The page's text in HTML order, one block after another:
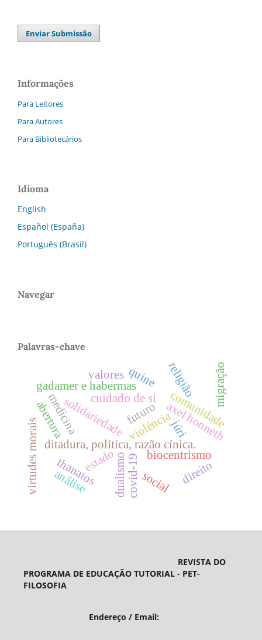
Enviar Submissão
Informações
Para Leitores
Para Autores
Para Bibliotecários
Idioma
English
Español (España)
Português (Brasil)
Navegar
Palavras-chave
cuidado de si
violência
ditadura, política, razão cínica.
axel honneth
solidariedade
estado
comunidade
biocentrismo
virtudes morais
religião
medicina
dualismo
thanatos
gadamer e habermas
futuro
covid-19
valores
abertura
análise social
quine migração
direito
júri
REVISTA DO
PROGRAMA DE EDUCAÇÃO TUTORIAL - PET-
FILOSOFIA
Endereço / Email: